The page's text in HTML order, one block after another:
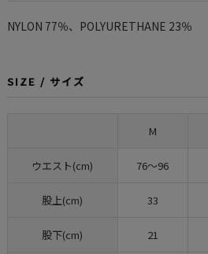
NYLON 77％、POLYURETHANE 23％
SIZE / サイズ
M
ウエスト(cm) 76〜96
股上(cm) 33
股下(cm) 21